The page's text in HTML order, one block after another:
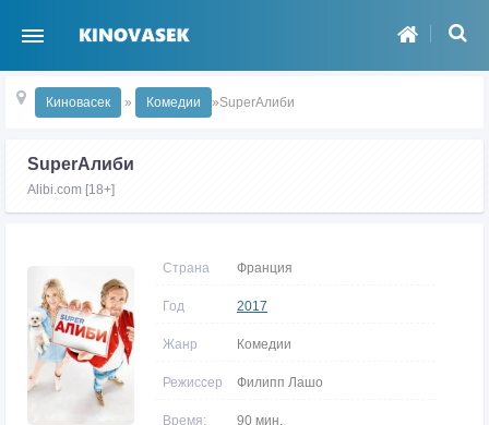
Киновасек » Комедии »SuperАлиби
SuperАлиби
Alibi.com [18+]
Страна Франция
Год 2017
Жанр Комедии
Режиссер Филипп Лашо
Время: 90 мин.